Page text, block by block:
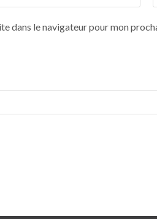
dans le navigateur pour mon